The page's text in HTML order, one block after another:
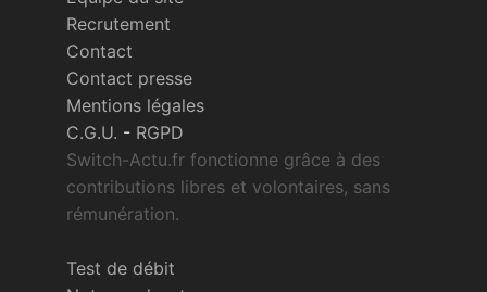
Recrutement
Contact
Contact presse
Mentions légales
C.G.U. - RGPD
Switch-Actu.fr fonctionne grâce à des
contributions libres et volontaires, sans
rémunération.
Test de débit